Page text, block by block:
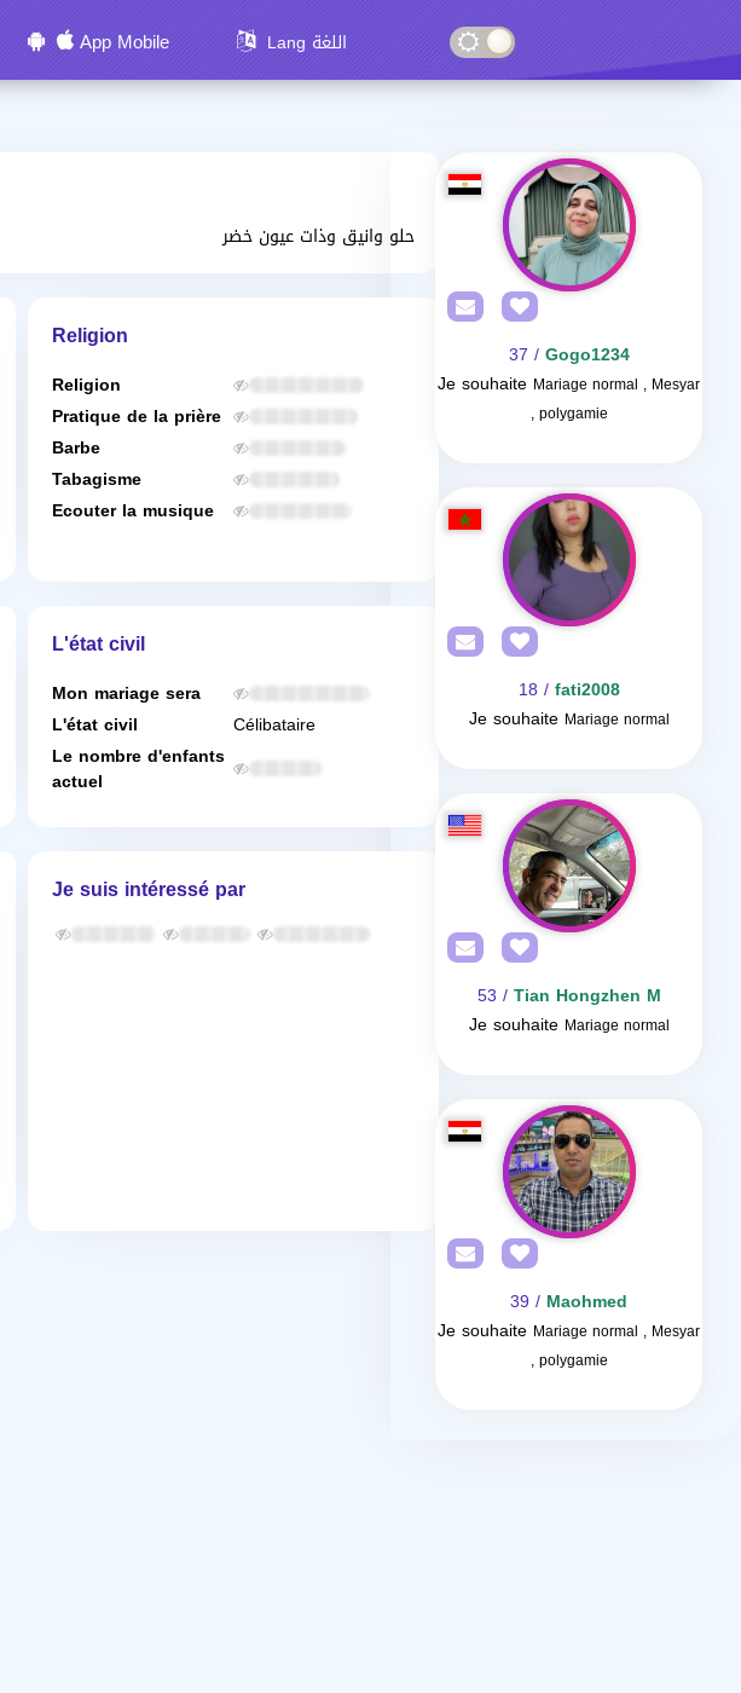
App Mobile Lang اللغة
حلو وانيق وذات عيون خضر
Religion
Religion
Pratique de la prière
Barbe
Tabagisme
Ecouter la musique
L'état civil
Mon mariage sera
L'état civil
Célibataire
Le nombre d'enfants
actuel
Je suis intéressé par
Gogo1234
/ 37
Je souhaite Mariage normal , Mesyar
, polygamie
fati2008
/ 18
Je souhaite Mariage normal
Tian Hongzhen M
/ 53
Je souhaite Mariage normal
Maohmed
/ 39
Je souhaite Mariage normal , Mesyar
, polygamie